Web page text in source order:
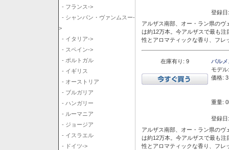
- フランス->
- シャンパン・ヴァンムスー-
>
- イタリア->
- スペイン->
- ポルトガル
- イギリス
- オーストリア
- ブルガリア
- ハンガリー
- ルーマニア
- ジョージア
- イスラエル
- ドイツ->
登録
アルザス南部、オー・ラン県の
は約12万本。今アルザスで最も
性とアロマティックな香り、フレ
在庫有り: 9
バル
モデル:
価格:
重量:
登録
アルザス南部、オー・ラン県の
は約12万本。今アルザスで最も
性とアロマティックな香り、フレ